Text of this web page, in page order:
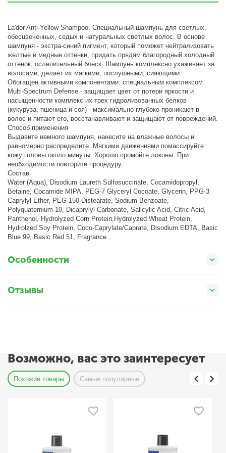
La'dor Anti-Yellow Shampoo. Специальный шампунь для светлых,
обесцвеченных, седых и натуральных светлых волос. В основе
шампуня - экстра-синий пигмент, который поможет нейтрализовать
желтые и медные оттенки, придать прядям благородный холодный
оттенок, ослепительный блеск. Шампунь комплексно ухаживает за
волосами, делает их мягкими, послушными, сияющими.
Обогащен активными компонентами: специальным комплексом
Multi-Spectrum Defense - защищает цвет от потери яркости и
насыщенности комплекс их трех гидролизованных белков
(кукуруза, пшеница и соя) - максимально глубоко проникают в
волос и питают его, восстанавливают и защищают от повреждений.
Способ применения
Выдавите немного шампуня, нанесите на влажные волосы и
равномерно распределите. Мягкими движениями помассируйте
кожу головы около минуты. Хорошо промойте локоны. При
необходимости повторите процедуру.
Состав
Water (Aqua), Disodium Laureth Sulfosuccinate, Cocamidopropyl,
Betaine, Cocamide MIPA, PEG-7 Glyceryl Cocoate, Glycerin, PPG-3
Caprylyl Ether, PEG-150 Distearate, Sodium Benzoate,
Polyquaternium-10, Dicaprylyl Carbonate, Salicylic Acid, Citric Acid,
Panthenol, Hydrolyzed Corn Protein,Hydrolyzed Wheat Protein,
Hydrolzed Soy Protein, Coco-Caprylate/Caprate, Disodium EDTA, Basic
Blue 99, Basic Red 51, Fragrance.
Особенности
Отзывы
Возможно, вас это заинтересует
Похожие товары Самые популярные